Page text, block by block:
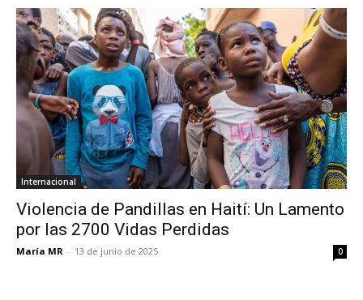
Internacional
Violencia de Pandillas en Haití: Un Lamento
por las 2700 Vidas Perdidas
María MR - 13 de junio de 2025 0